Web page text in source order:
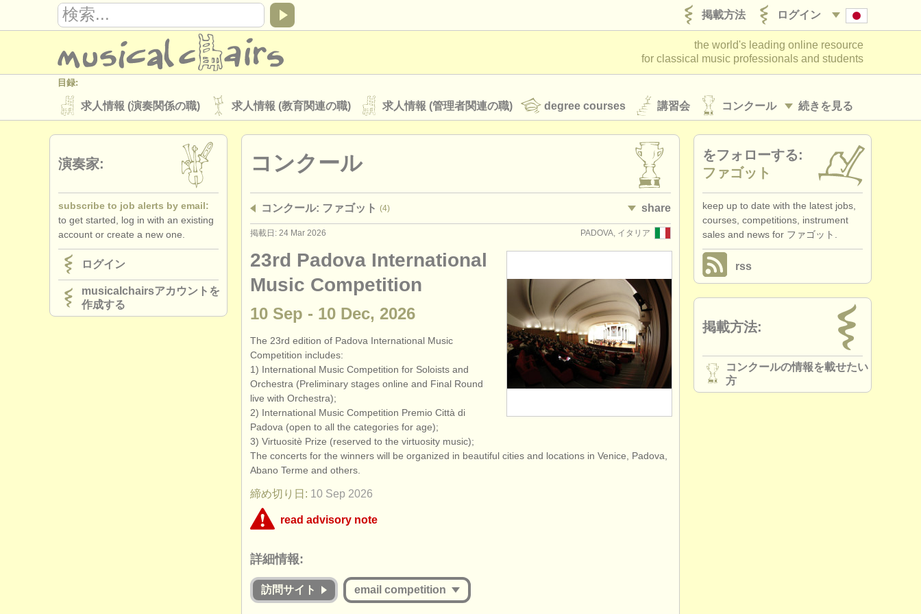
ログイン
掲載方法
the world's leading online resource
for classical music professionals and students
目録:
続きを見る
求人情報 (演奏関係の職) 求人情報 (教育関連の職) 求人情報 (管理者関連の職) degree courses 講習会 コンクール
楽器の販売 盗まれた楽器
ディレクトリー:
音楽学校
musicalchairs:
musicalchairsについて お問い合わせ
出版社:
掲載方法 find out about our ATS ATS ログイン
コンクール
コンクール: ファゴット (4) share
PADOVA, イタリア
掲載日: 24 Mar 2026
23rd Padova International
Music Competition
10 Sep - 10 Dec, 2026
The 23rd edition of Padova International Music
Competition includes:
1) International Music Competition for Soloists and
Orchestra (Preliminary stages online and Final Round
live with Orchestra);
2) International Music Competition Premio Città di
Padova (open to all the categories for age);
3) Virtuositè Prize (reserved to the virtuosity music);
The concerts for the winners will be organized in beautiful cities and locations in Venice, Padova,
Abano Terme and others.
締め切り日: 10 Sep 2026
read advisory note
concerned that the fee for online judging must be commensurate with the value offered to
applicants whether they are successful or unsuccessful. Please therefore study the guidelines for
this competition carefully:
詳細情報:
訪問サイト email competition
演奏家:
subscribe to job alerts by email:
to get started, log in with an existing
account or create a new one.
ログイン
musicalchairsアカウントを
作成する
をフォローする:
ファゴット
keep up to date with the latest jobs,
courses, competitions, instrument
sales and news for ファゴット.
rss
掲載方法:
コンクールの情報を載せたい
方